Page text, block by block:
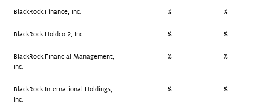
BlackRock Finance, Inc. % %
BlackRock Holdco 2, Inc. % %
BlackRock Financial Management,
Inc.
% %
BlackRock International Holdings,
Inc.
% %